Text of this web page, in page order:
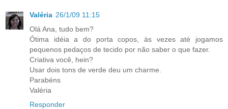
Valéria 26/1/09 11:15
Olá Ana, tudo bem?
Ótima idéia a do porta copos, às vezes até jogamos
pequenos pedaços de tecido por não saber o que fazer.
Criativa você, hein?
Usar dois tons de verde deu um charme.
Parabéns
Valéria
Responder